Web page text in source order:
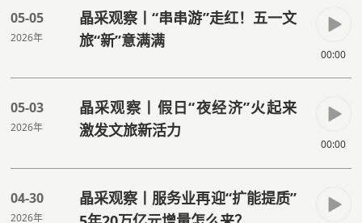
05-05
2026年
晶采观察丨“串串游”走红！五一文
旅“新”意满满
00:00
05-03
2026年
晶采观察丨假日“夜经济”火起来
激发文旅新活力
00:00
04-30
2026年
晶采观察丨服务业再迎“扩能提质”